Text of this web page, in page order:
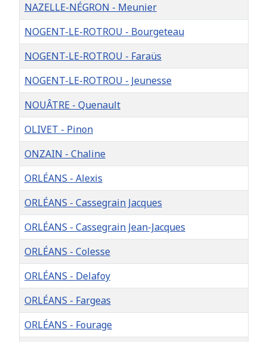
NAZELLE-NÉGRON - Meunier
NOGENT-LE-ROTROU - Bourgeteau
NOGENT-LE-ROTROU - Faraüs
NOGENT-LE-ROTROU - Jeunesse
NOUÂTRE - Quenault
OLIVET - Pinon
ONZAIN - Chaline
ORLÉANS - Alexis
ORLÉANS - Cassegrain Jacques
ORLÉANS - Cassegrain Jean-Jacques
ORLÉANS - Colesse
ORLÉANS - Delafoy
ORLÉANS - Fargeas
ORLÉANS - Fourage